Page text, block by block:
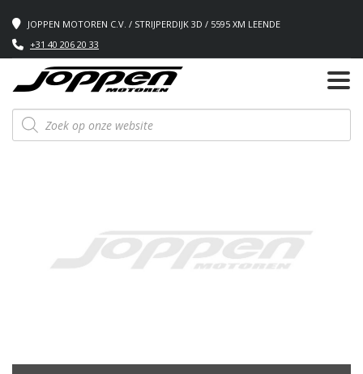
JOPPEN MOTOREN C.V. / STRIJPERDIJK 3D / 5595 XM LEENDE
+31 40 206 20 33
Producten
zoeken